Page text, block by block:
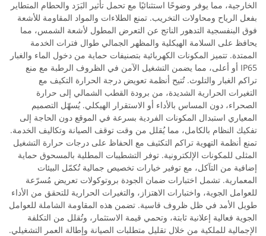
الخارجية، مما يوفر وضوحًا استثنائيًا مع تحمل تأثير البَرَد والحطام المتطاير
بفعل الرياح ومحاولات التخريب. تمنع الطلاءات والمواد المقاومة للأشعة
فوق البنفسجية التدهور الناتج عن التعرض المطول لأشعة الشمس، مما
يحافظ على السلامة الهيكلية والمظهر الجمالي طوال فترات الخدمة
الممتدة. تتميز المكونات الكهربائية بتصنيفات حماية من دخول الماء والغبار
IP65 أو أعلى، مما يضمن التشغيل الآمن في الظروف الرطبة مع منع
تراكم الغبار والتلوث. تُتيح أنظمة تعويض درجة الحرارة التكيف مع
التغيرات الحرارية الشديدة، من برودة القطب الشمالي إلى حرارة
الصحراء، دون المساس بالأداء أو الاستقرار الهيكلي. يُسهّل التصميم
المعياري استبدال المكونات الفردية بسرعة في الموقع دون الحاجة إلى
تفكيك النظام بالكامل، مما يُقلل من وقت توقف الصيانة وتكاليف الخدمة.
تمنع أنظمة التهوية تراكم التكثيف مع الحفاظ على درجات حرارة التشغيل
المثلى للمكونات الإلكترونية. توفر التشطيبات المطلية بالمسحوق حماية
إضافية من التآكل، مع توفير خيارات تخصيص جمالية تُكمّل البيئات
المعمارية. تشمل اختبارات ضمان الجودة بروتوكولات تعريض مُسرّعة
للعوامل الجوية، واختبارات الاهتزاز، والتغيرات الحرارية للتحقق من الأداء
طويل الأمد في ظل ظروف قاسية. تضمن هذه المقاومة الشاملة للعوامل
الجوية فعالية إعلانية ثابتة، وتحمي قيمة الاستثمار، وتُقلل من التكلفة
الإجمالية للملكية من خلال تقليل متطلبات الصيانة وإطالة العمر التشغيلي.